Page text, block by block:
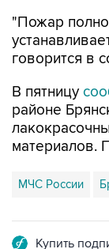
"Пожар
говорится в
В пятницу
районе
материалов.
МЧС России
Купить